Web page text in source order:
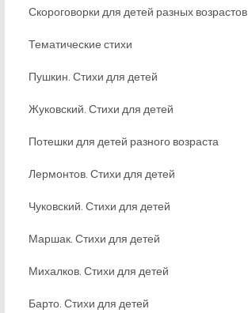
Скороговорки для детей разных возрастов
Тематические стихи
Пушкин. Стихи для детей
Жуковский. Стихи для детей
Потешки для детей разного возраста
Лермонтов. Стихи для детей
Чуковский. Стихи для детей
Маршак. Стихи для детей
Михалков. Стихи для детей
Барто. Стихи для детей